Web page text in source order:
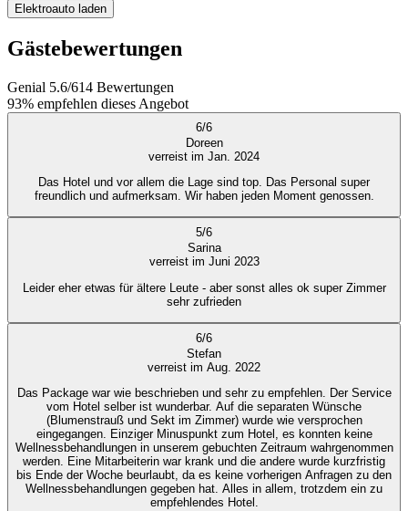
Elektroauto laden
Gästebewertungen
Genial 5.6/614 Bewertungen
93% empfehlen dieses Angebot
6/6
Doreen
verreist im Jan. 2024
Das Hotel und vor allem die Lage sind top. Das Personal super
freundlich und aufmerksam. Wir haben jeden Moment genossen.
5/6
Sarina
verreist im Juni 2023
Leider eher etwas für ältere Leute - aber sonst alles ok super Zimmer
sehr zufrieden
6/6
Stefan
verreist im Aug. 2022
Das Package war wie beschrieben und sehr zu empfehlen. Der Service
vom Hotel selber ist wunderbar. Auf die separaten Wünsche
(Blumenstrauß und Sekt im Zimmer) wurde wie versprochen
eingegangen. Einziger Minuspunkt zum Hotel, es konnten keine
Wellnessbehandlungen in unserem gebuchten Zeitraum wahrgenommen
werden. Eine Mitarbeiterin war krank und die andere wurde kurzfristig
bis Ende der Woche beurlaubt, da es keine vorherigen Anfragen zu den
Wellnessbehandlungen gegeben hat. Alles in allem, trotzdem ein zu
empfehlendes Hotel.